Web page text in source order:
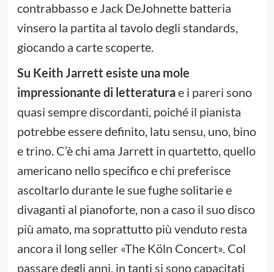
contrabbasso e Jack DeJohnette batteria
vinsero la partita al tavolo degli standards,
giocando a carte scoperte.
Su Keith Jarrett esiste una mole
impressionante di letteraturae i pareri sono
quasi sempre discordanti, poiché il pianista
potrebbe essere definito, latu sensu, uno, bino
e trino. C’è chi ama Jarrett in quartetto, quello
americano nello specifico e chi preferisce
ascoltarlo durante le sue fughe solitarie e
divaganti al pianoforte, non a caso il suo disco
più amato, ma soprattutto più venduto resta
ancora il long seller «The Köln Concert». Col
passare degli anni, in tanti si sono capacitati